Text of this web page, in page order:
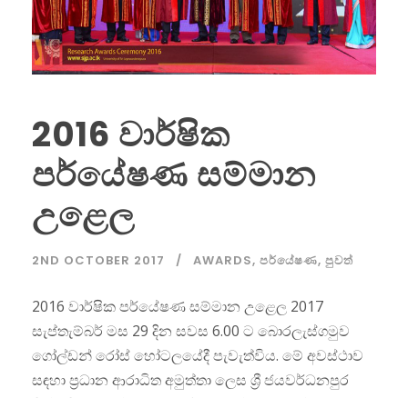
2016 වාර්ෂික
පර්යේෂණ සම්මාන
උළෙල
2ND OCTOBER 2017 AWARDS, පර්යේෂණ, පුවත්
2016 වාර්ෂික පර්යේෂණ සම්මාන උළෙල 2017
සැප්තැම්බර් මස 29 දින සවස 6.00 ට බොරලැස්ගමුව
ගෝල්ඩන් රෝස් හෝටලයේදී පැවැත්විය. මේ අවස්ථාව
සඳහා ප්‍රධාන ආරාධිත අමුත්තා ලෙස ශ්‍රී ජයවර්ධනපුර